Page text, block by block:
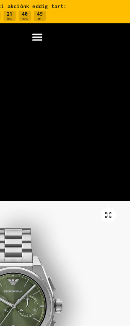
akciónk eddig tart:
: 21
ÓRA
: 40
PERC
: 48
MP